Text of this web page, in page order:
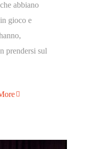
abbiano
gioco e
prendersi sul